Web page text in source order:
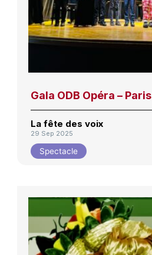
Gala ODB Opéra – Paris
La fête des voix
29 Sep 2025
Spectacle